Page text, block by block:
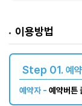
이용방법
Step 01. 예
예약자 - 예약버튼